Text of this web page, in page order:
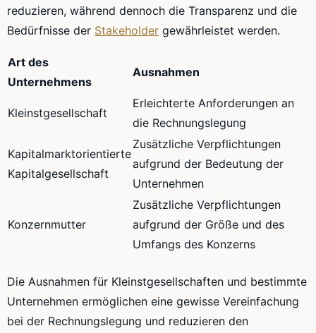
reduzieren, während dennoch die Transparenz und die
Bedürfnisse der Stakeholder gewährleistet werden.
Art des
Unternehmens
Ausnahmen
Kleinstgesellschaft
Erleichterte Anforderungen an
die Rechnungslegung
Kapitalmarktorientierte
Kapitalgesellschaft
Zusätzliche Verpflichtungen
aufgrund der Bedeutung der
Unternehmen
Konzernmutter
Zusätzliche Verpflichtungen
aufgrund der Größe und des
Umfangs des Konzerns
Die Ausnahmen für Kleinstgesellschaften und bestimmte
Unternehmen ermöglichen eine gewisse Vereinfachung
bei der Rechnungslegung und reduzieren den